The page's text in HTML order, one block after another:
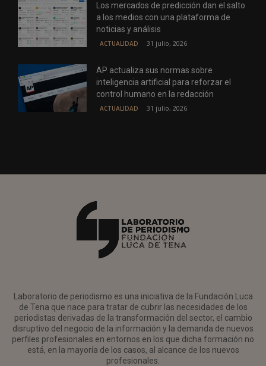
Los mercados de predicción dan el salto
a los medios con una plataforma de
noticias y análisis
ACTUALIDAD 31 julio, 2026
AP actualiza sus normas sobre
inteligencia artificial para reforzar el
control humano en la redacción
ACTUALIDAD 31 julio, 2026
Laboratorio de periodismo es una iniciativa de la Fundación Luca
de Tena que nace para tratar de cubrir las necesidades de los
periodistas derivadas de la transformación del sector, el cambio
disruptivo del negocio de la información y la demanda de nuevos
perfiles profesionales en entornos en los que dicha formación no
está, en la mayoría de los casos, al alcance de los nuevos
profesionales.